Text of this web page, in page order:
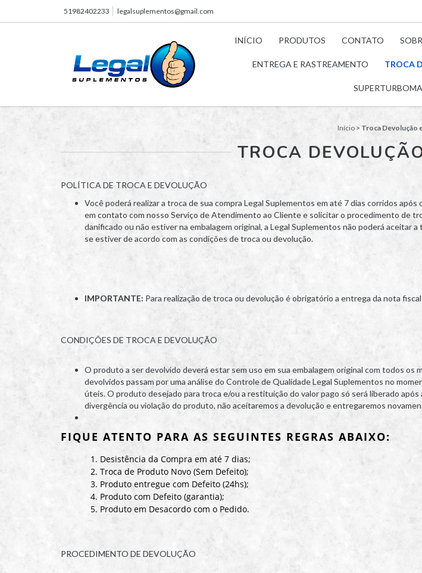
51982402233 legalsuplementos@gmail.com
INÍCIO PRODUTOS CONTATO
ENTREGA E RASTREAMENTO TROCA
Início > Troca Devolução
TROCA
POLÍTICA DE TROCA E DEVOLUÇÃO
Você poderá realizar a troca de sua compra Legal Suplementos em até 7 dias corridos
em contato com nosso Serviço de Atendimento ao Cliente e solicitar o procedimento de
danificado ou não estiver na embalagem original, a Legal Suplementos não poderá aceitar
se estiver de acordo com as condições de troca ou devolução.
IMPORTANTE: Para realização de troca ou devolução é obrigatório a entrega da nota
CONDIÇÕES DE TROCA E DEVOLUÇÃO
O produto a ser devolvido deverá estar sem uso em sua embalagem original com todos
devolvidos passam por uma análise do Controle de Qualidade Legal Suplementos no
úteis. O produto desejado para troca e/ou a restituição do valor pago só será liberado
divergência ou violação do produto, não aceitaremos a devolução e entregaremos
FIQUE ATENTO PARA AS SEGUINTES REGRAS ABAIXO:
1. Desistência da Compra em até 7 dias;
2. Troca de Produto Novo (Sem Defeito);
3. Produto entregue com Defeito (24hs);
4. Produto com Defeito (garantia);
5. Produto em Desacordo com o Pedido.
PROCEDIMENTO DE DEVOLUÇÃO